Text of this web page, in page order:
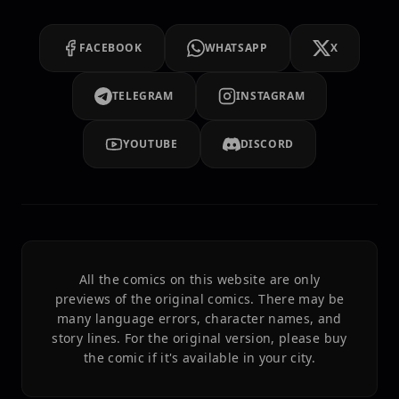
FACEBOOK WHATSAPP X
TELEGRAM INSTAGRAM
YOUTUBE DISCORD
All the comics on this website are only
previews of the original comics. There may be
many language errors, character names, and
story lines. For the original version, please buy
the comic if it's available in your city.